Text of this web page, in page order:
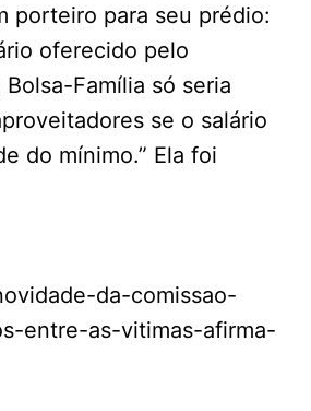
porteiro para seu prédio:
oferecido pelo
Família só seria
se o salário
do mínimo.” Ela foi
da-comissao-
entre-as-vitimas-afirma-